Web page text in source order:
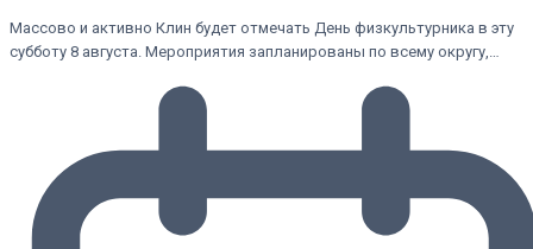
Массово и активно Клин будет отмечать День физкультурника в эту
субботу 8 августа. Мероприятия запланированы по всему округу,…